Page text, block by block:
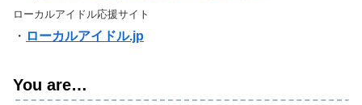
ローカルアイドル応援サイト
・ ローカルアイドル.jp
You are…